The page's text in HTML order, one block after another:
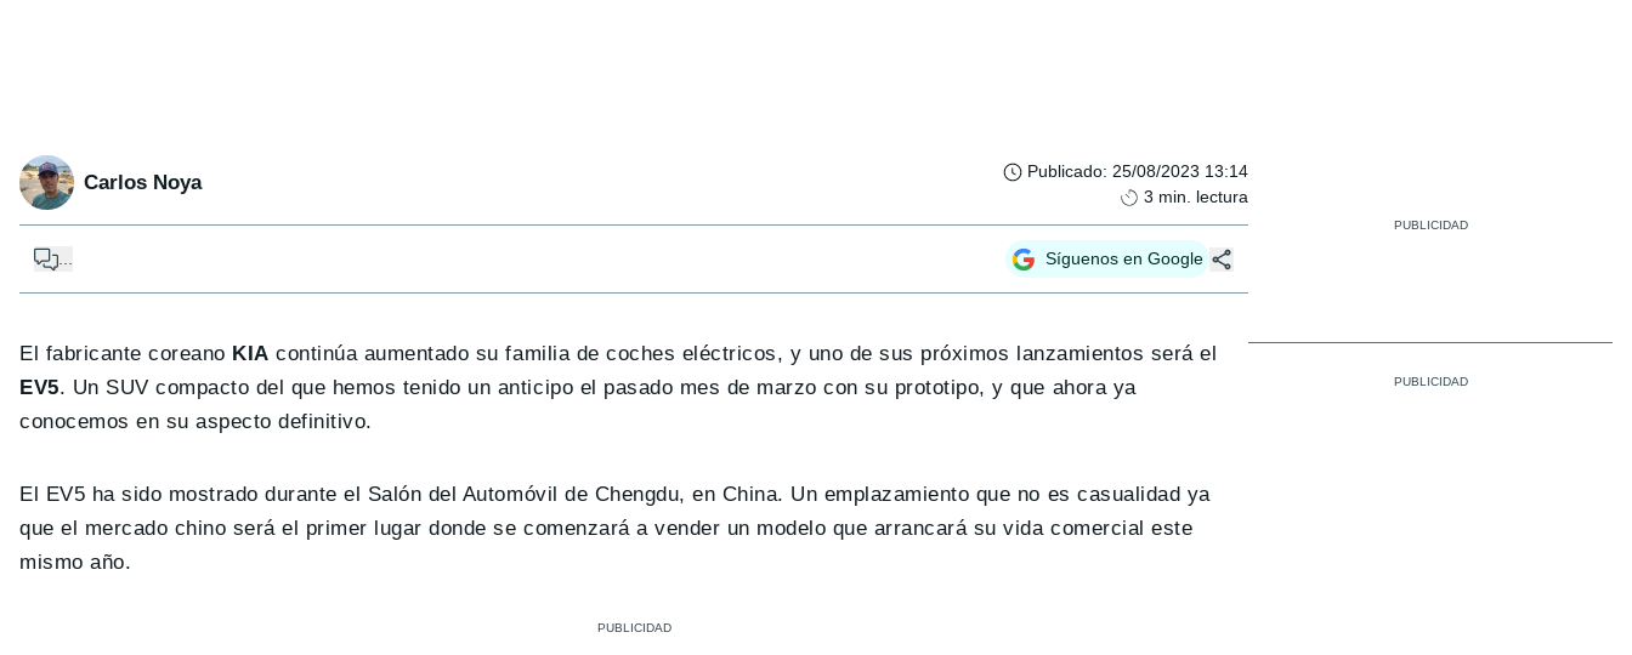
Carlos Noya Publicado: 25/08/2023 13:14
3 min. lectura
... Síguenos en Google
El fabricante coreano KIA continúa aumentado su familia de coches eléctricos, y uno de sus próximos lanzamientos será el
EV5. Un SUV compacto del que hemos tenido un anticipo el pasado mes de marzo con su prototipo, y que ahora ya
conocemos en su aspecto definitivo.
El EV5 ha sido mostrado durante el Salón del Automóvil de Chengdu, en China. Un emplazamiento que no es casualidad ya
que el mercado chino será el primer lugar donde se comenzará a vender un modelo que arrancará su vida comercial este
mismo año.